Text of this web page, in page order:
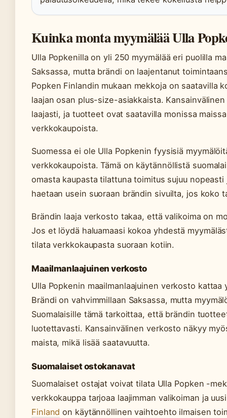
Kuinka monta myymälää Ulla
Ulla Popkenilla on yli 250 myymälää eri puolilla
Saksassa, mutta brändi on laajentanut
Popken Finlandin mukaan mekkoja on saatavilla
laajan osan plus-size-asiakkaista.
laajasti, ja tuotteet ovat saatavilla monissa
verkkokaupoista.
Suomessa ei ole Ulla Popkenin fyysisiä
verkkokaupoista. Tämä on käytännöllistä
omasta kaupasta tilattuna toimitus sujuu
haetaan usein suoraan brändin sivuilta, jos koko
Brändin laaja verkosto takaa, että valikoima on
Jos et löydä haluamaasi kokoa yhdestä
tilata verkkokaupasta suoraan kotiin.
Maailmanlaajuinen verkosto
Ulla Popkenin maailmanlaajuinen verkosto
Brändi on vahvimmillaan Saksassa, mutta
Suomalaisille tämä tarkoittaa, että brändin
luotettavasti. Kansainvälinen verkosto näkyy
maista, mikä lisää saatavuutta.
Suomalaiset ostokanavat
Suomalaiset ostajat voivat tilata Ulla Popken -
verkkokauppa tarjoaa laajimman valikoiman ja
Finland on käytännöllinen vaihtoehto ilmaisen